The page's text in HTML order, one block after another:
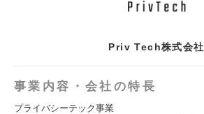
Priv Tech株式会社
事業内容・会社の特長
プライバシーテック事業